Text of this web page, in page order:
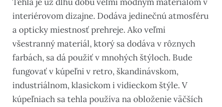
interiérovom dizajne. Dodáva jedinečnú atmosféru
a opticky miestnosť prehreje. Ako veľmi
všestranný materiál, ktorý sa dodáva v rôznych
farbách, sa dá použiť v mnohých štýloch. Bude
fungovať v kúpeľni v retro, škandinávskom,
industriálnom, klasickom i vidieckom štýle. V
kúpeľniach sa tehla používa na obloženie väčších